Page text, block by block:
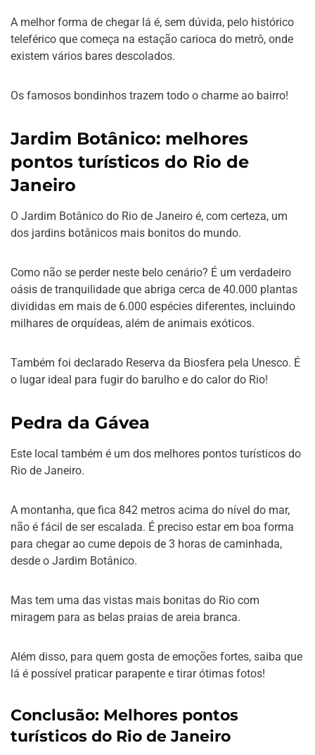
A melhor forma de chegar lá é, sem dúvida, pelo histórico
teleférico que começa na estação carioca do metrô, onde
existem vários bares descolados.
Os famosos bondinhos trazem todo o charme ao bairro!
Jardim Botânico: melhores
pontos turísticos do Rio de
Janeiro
O Jardim Botânico do Rio de Janeiro é, com certeza, um
dos jardins botânicos mais bonitos do mundo.
Como não se perder neste belo cenário? É um verdadeiro
oásis de tranquilidade que abriga cerca de 40.000 plantas
divididas em mais de 6.000 espécies diferentes, incluindo
milhares de orquídeas, além de animais exóticos.
Também foi declarado Reserva da Biosfera pela Unesco. É
o lugar ideal para fugir do barulho e do calor do Rio!
Pedra da Gávea
Este local também é um dos melhores pontos turísticos do
Rio de Janeiro.
A montanha, que fica 842 metros acima do nível do mar,
não é fácil de ser escalada. É preciso estar em boa forma
para chegar ao cume depois de 3 horas de caminhada,
desde o Jardim Botânico.
Mas tem uma das vistas mais bonitas do Rio com
miragem para as belas praias de areia branca.
Além disso, para quem gosta de emoções fortes, saiba que
lá é possível praticar parapente e tirar ótimas fotos!
Conclusão: Melhores pontos
turísticos do Rio de Janeiro